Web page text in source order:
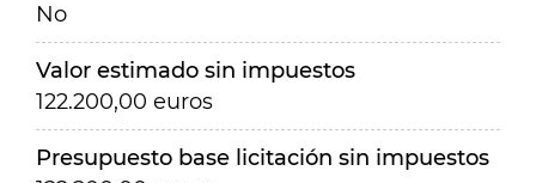
No
Valor estimado sin impuestos
122.200,00 euros
Presupuesto base licitación sin impuestos